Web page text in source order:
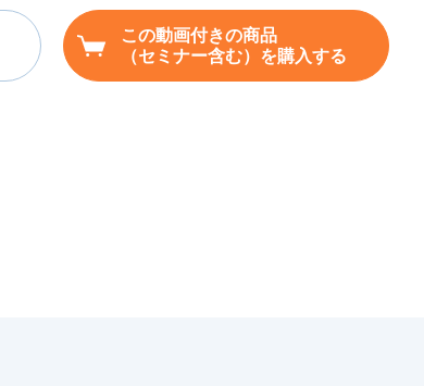
この動画付きの商品
（セミナー含む）を購入する